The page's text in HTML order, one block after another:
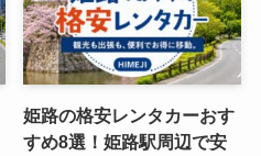
姫路の格安レンタカーおす
すめ8選！姫路駅周辺で安